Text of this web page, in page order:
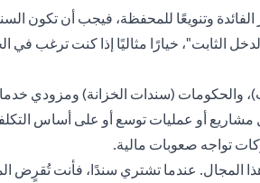
الفائدة وتنويعًا للمحفظة، فيجب أن تكون
الثابت"، خيارًا مثاليًا إذا كنت ترغب
والحكومات (سندات الخزانة) ومزودي
مشاريع أو عمليات توسع أو على أساس
تواجه صعوبات مالية.
عندما تشتري سندًا، فأنت تُقرٍض